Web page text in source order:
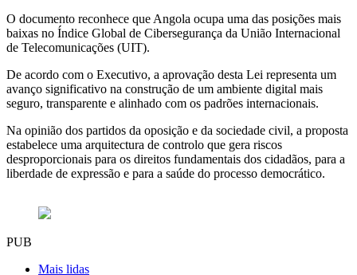
O documento reconhece que Angola ocupa uma das posições mais
baixas no Índice Global de Cibersegurança da União Internacional
de Telecomunicações (UIT).
De acordo com o Executivo, a aprovação desta Lei representa um
avanço significativo na construção de um ambiente digital mais
seguro, transparente e alinhado com os padrões internacionais.
Na opinião dos partidos da oposição e da sociedade civil, a proposta
estabelece uma arquitectura de controlo que gera riscos
desproporcionais para os direitos fundamentais dos cidadãos, para a
liberdade de expressão e para a saúde do processo democrático.
PUB
Mais lidas